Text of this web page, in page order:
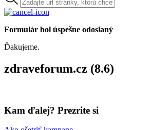
Formulár bol úspešne odoslaný
Ďakujeme.
zdraveforum.cz (8.6)
Kam ďalej? Prezrite si